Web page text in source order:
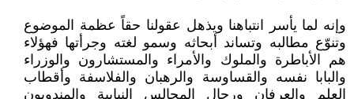
وإنه لما يأسر انتباهنا ويذهل عقولنا حقاً عظمة الموضوع
وتنوّع مطالبه وتساند أبحاثه وسمو لغته وجرأتها فهؤلاء
هم الأباطرة والملوك والأمراء والمستشارون والوزراء
والبابا نفسه والقساوسة والرهبان والفلاسفة وأقطاب
العلم والعرفان ورجال المجالس النيابية والمندوبون